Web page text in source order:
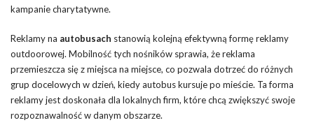
kampanie charytatywne.
Reklamy na autobusach stanowią kolejną efektywną formę reklamy
outdoorowej. Mobilność tych nośników sprawia, że reklama
przemieszcza się z miejsca na miejsce, co pozwala dotrzeć do różnych
grup docelowych w dzień, kiedy autobus kursuje po mieście. Ta forma
reklamy jest doskonała dla lokalnych firm, które chcą zwiększyć swoje
rozpoznawalność w danym obszarze.